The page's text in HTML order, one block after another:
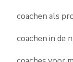
coachen als
coachen in de